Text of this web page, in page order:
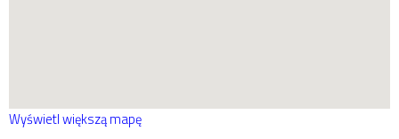
Wyświetl większą mapę